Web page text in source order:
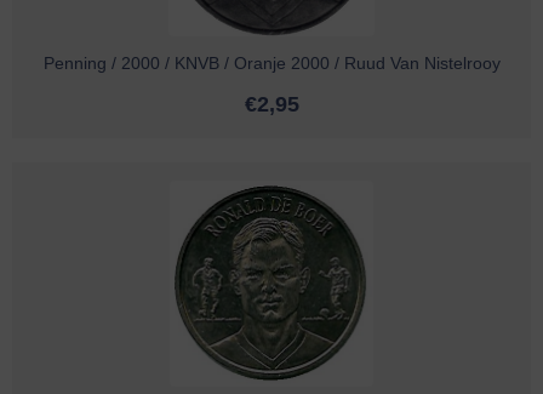
Penning / 2000 / KNVB / Oranje 2000 / Ruud Van Nistelrooy
€2,95